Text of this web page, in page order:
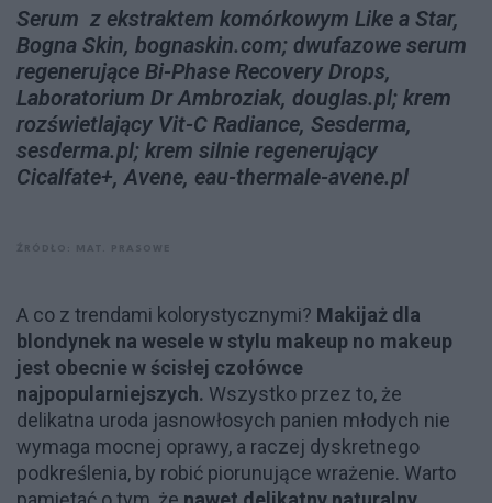
Serum z ekstraktem komórkowym Like a Star,
Bogna Skin, bognaskin.com; dwufazowe serum
regenerujące Bi-Phase Recovery Drops,
Laboratorium Dr Ambroziak, douglas.pl; krem
rozświetlający Vit-C Radiance, Sesderma,
sesderma.pl; krem silnie regenerujący
Cicalfate+, Avene, eau-thermale-avene.pl
A co z trendami kolorystycznymi? Makijaż dla
blondynek na wesele w stylu makeup no makeup
jest obecnie w ścisłej czołówce
najpopularniejszych. Wszystko przez to, że
delikatna uroda jasnowłosych panien młodych nie
wymaga mocnej oprawy, a raczej dyskretnego
podkreślenia, by robić piorunujące wrażenie. Warto